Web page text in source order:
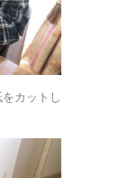
カットし